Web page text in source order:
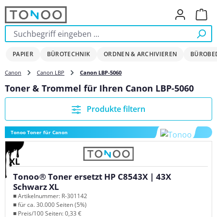
Zum Hauptinhalt springen
PAPIER BÜROTECHNIK ORDNEN & ARCHIVIEREN
Canon Canon LBP Canon LBP-5060
Toner & Trommel für Ihren Canon LBP-5060
Produkte filtern
Tonoo Toner für Canon
XL
Tonoo® Toner ersetzt HP C8543X | 43X
Schwarz XL
■ Artikelnummer: R-301142
■ für ca. 30.000 Seiten (5%)
■ Preis/100 Seiten: 0,33 €